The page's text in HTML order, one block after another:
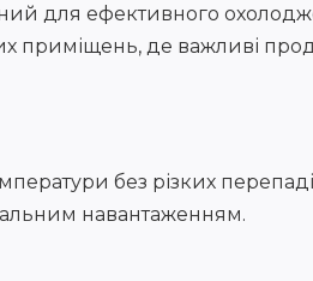
для ефективного
приміщень, де важливі
без різких
навантаженням.